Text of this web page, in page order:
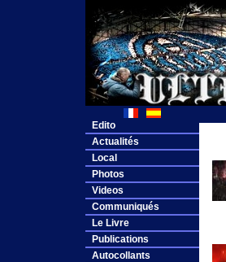
Edito
Actualités
Local
Photos
Videos
Communiqués
Le Livre
Publications
Autocollants